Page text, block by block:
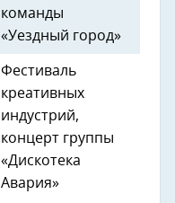
команды
«Уездный город»
Фестиваль
креативных
индустрий,
концерт группы
«Дискотека
Авария»